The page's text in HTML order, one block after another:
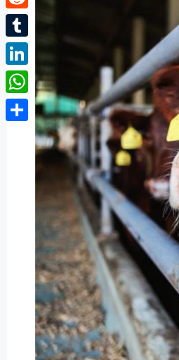
Reddit
Tumblr
LinkedIn
WhatsApp
Partager